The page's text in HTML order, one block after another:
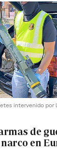
intervenido por
de
en